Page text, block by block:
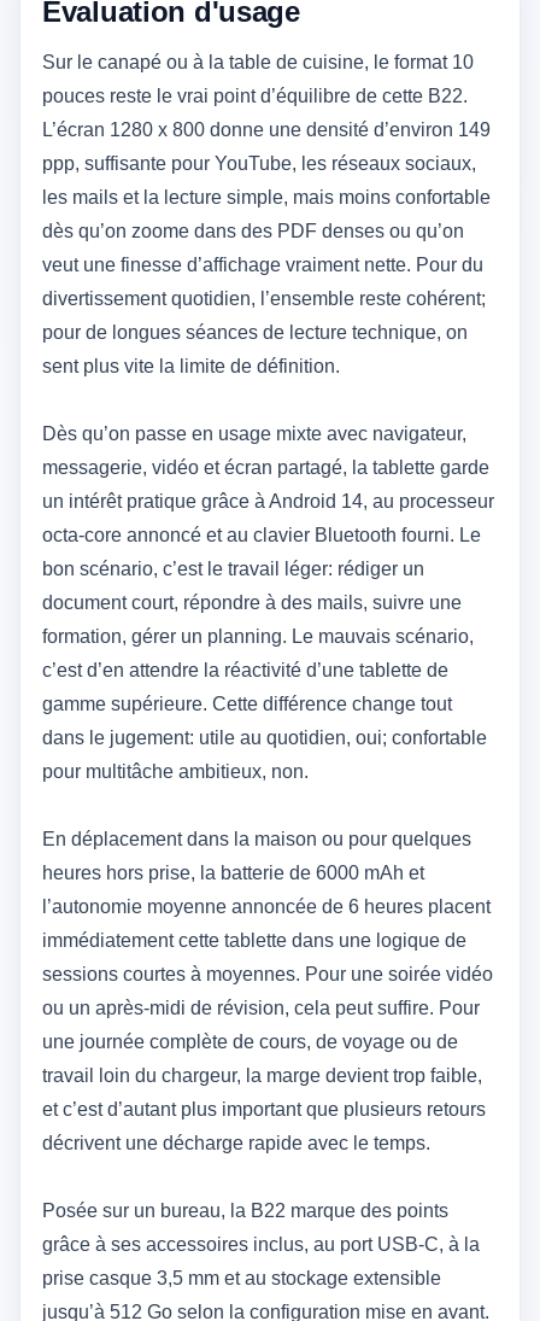
Évaluation d'usage
Sur le canapé ou à la table de cuisine, le format 10
pouces reste le vrai point d’équilibre de cette B22.
L’écran 1280 x 800 donne une densité d’environ 149
ppp, suffisante pour YouTube, les réseaux sociaux,
les mails et la lecture simple, mais moins confortable
dès qu’on zoome dans des PDF denses ou qu’on
veut une finesse d’affichage vraiment nette. Pour du
divertissement quotidien, l’ensemble reste cohérent;
pour de longues séances de lecture technique, on
sent plus vite la limite de définition.
Dès qu’on passe en usage mixte avec navigateur,
messagerie, vidéo et écran partagé, la tablette garde
un intérêt pratique grâce à Android 14, au processeur
octa-core annoncé et au clavier Bluetooth fourni. Le
bon scénario, c’est le travail léger: rédiger un
document court, répondre à des mails, suivre une
formation, gérer un planning. Le mauvais scénario,
c’est d’en attendre la réactivité d’une tablette de
gamme supérieure. Cette différence change tout
dans le jugement: utile au quotidien, oui; confortable
pour multitâche ambitieux, non.
En déplacement dans la maison ou pour quelques
heures hors prise, la batterie de 6000 mAh et
l’autonomie moyenne annoncée de 6 heures placent
immédiatement cette tablette dans une logique de
sessions courtes à moyennes. Pour une soirée vidéo
ou un après-midi de révision, cela peut suffire. Pour
une journée complète de cours, de voyage ou de
travail loin du chargeur, la marge devient trop faible,
et c’est d’autant plus important que plusieurs retours
décrivent une décharge rapide avec le temps.
Posée sur un bureau, la B22 marque des points
grâce à ses accessoires inclus, au port USB‑C, à la
prise casque 3,5 mm et au stockage extensible
jusqu’à 512 Go selon la configuration mise en avant.